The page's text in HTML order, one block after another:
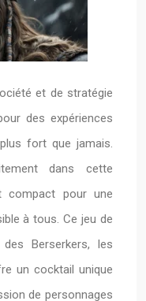
et de stratégie
des expériences
fort que jamais.
dans cette
compact pour une
à tous. Ce jeu de
Berserkers, les
un cocktail unique
de personnages